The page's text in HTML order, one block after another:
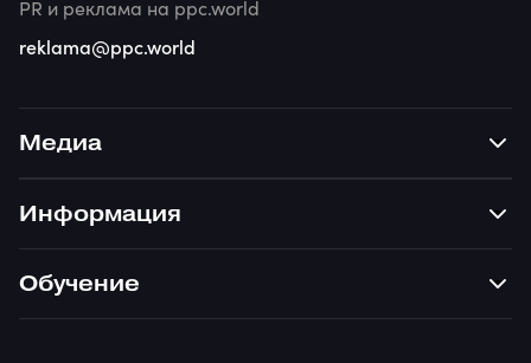
Медиа
Информация
Обучение
PR и реклама на ppc.world
reklama@ppc.world